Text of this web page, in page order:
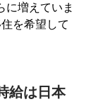
に増えていま
を希望して
給は日本